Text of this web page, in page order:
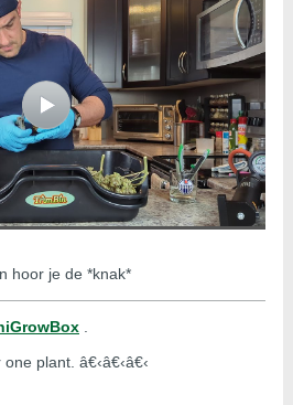
hoor je de *knak*
plant. â€‹â€‹â€‹